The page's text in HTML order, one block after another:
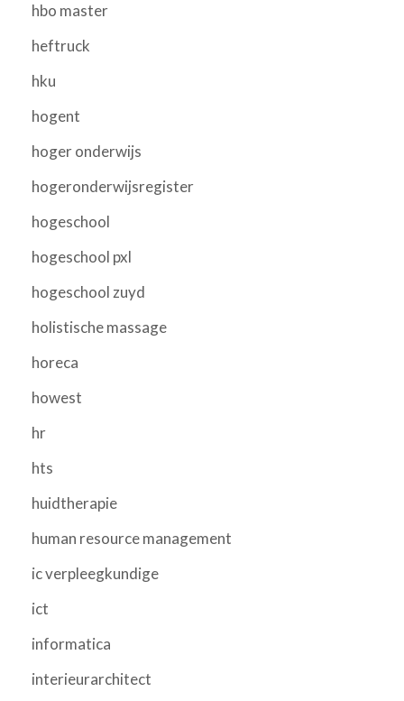
hbo master
heftruck
hku
hogent
hoger onderwijs
hogeronderwijsregister
hogeschool
hogeschool pxl
hogeschool zuyd
holistische massage
horeca
howest
hr
hts
huidtherapie
human resource management
ic verpleegkundige
ict
informatica
interieurarchitect